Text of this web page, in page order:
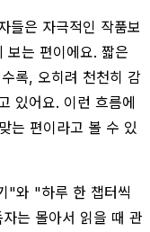
들은 자극적인 작품보
보는 편이에요. 짧은
록, 오히려 천천히 감
있어요. 이런 흐름에
는 편이라고 볼 수 있
"와 "하루 한 챕터씩
는 몰아서 읽을 때 관